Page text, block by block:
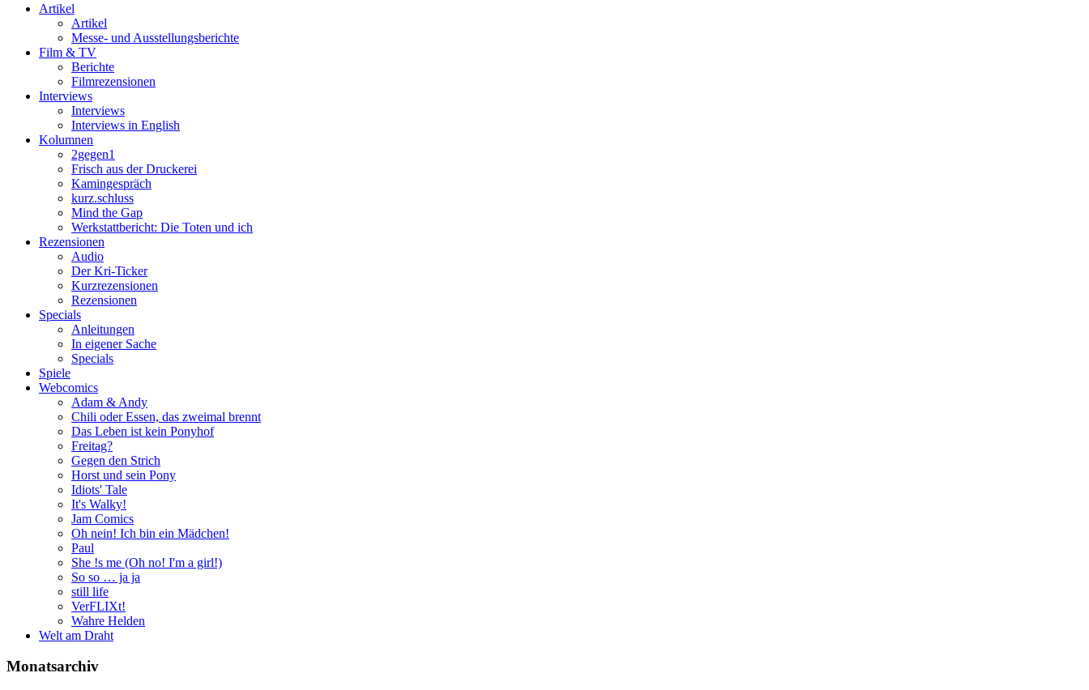
Artikel
Artikel
Messe- und Ausstellungsberichte
Film & TV
Berichte
Filmrezensionen
Interviews
Interviews
Interviews in English
Kolumnen
2gegen1
Frisch aus der Druckerei
Kamingespräch
kurz.schluss
Mind the Gap
Werkstattbericht: Die Toten und ich
Rezensionen
Audio
Der Kri-Ticker
Kurzrezensionen
Rezensionen
Specials
Anleitungen
In eigener Sache
Specials
Spiele
Webcomics
Adam & Andy
Chili oder Essen, das zweimal brennt
Das Leben ist kein Ponyhof
Freitag?
Gegen den Strich
Horst und sein Pony
Idiots' Tale
It's Walky!
Jam Comics
Oh nein! Ich bin ein Mädchen!
Paul
She !s me (Oh no! I'm a girl!)
So so … ja ja
still life
VerFLIXt!
Wahre Helden
Welt am Draht
Monatsarchiv